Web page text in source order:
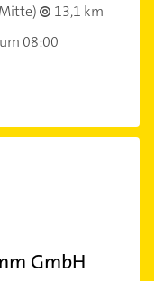
13,1 km
08:00
GmbH